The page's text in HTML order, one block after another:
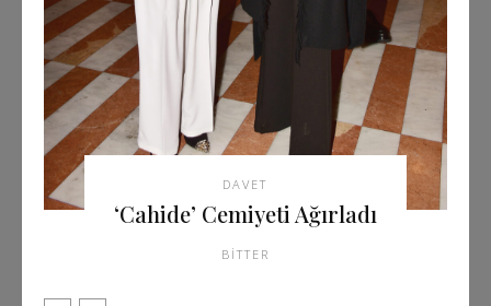
DAVET
‘Cahide’ Cemiyeti Ağırladı
BITTER